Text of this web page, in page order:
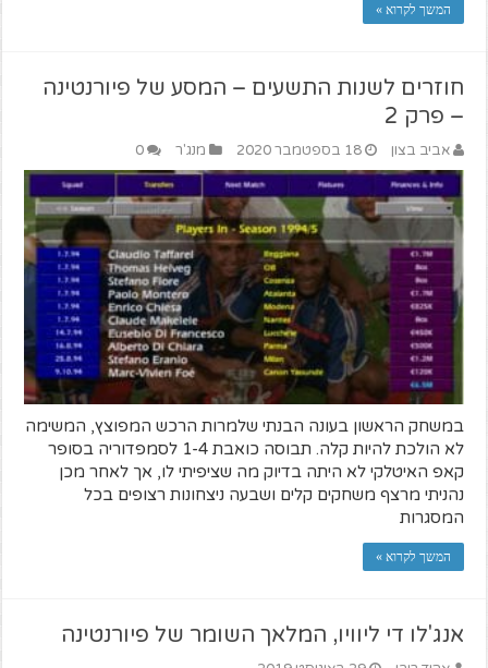
המשך לקרוא »
חוזרים לשנות התשעים – המסע של פיורנטינה
– פרק 2
אביב בצון 18 בספטמבר 2020 מנג'ר 0
במשחק הראשון בעונה הבנתי שלמרות הרכש המפוצץ, המשימה
לא הולכת להיות קלה. תבוסה כואבת 1-4 לסמפדוריה בסופר
קאפ האיטלקי לא היתה בדיוק מה שציפיתי לו, אך לאחר מכן
נהניתי מרצף משחקים קלים ושבעה ניצחונות רצופים בכל
המסגרות
המשך לקרוא »
אנג'לו די ליוויו, המלאך השומר של פיורנטינה